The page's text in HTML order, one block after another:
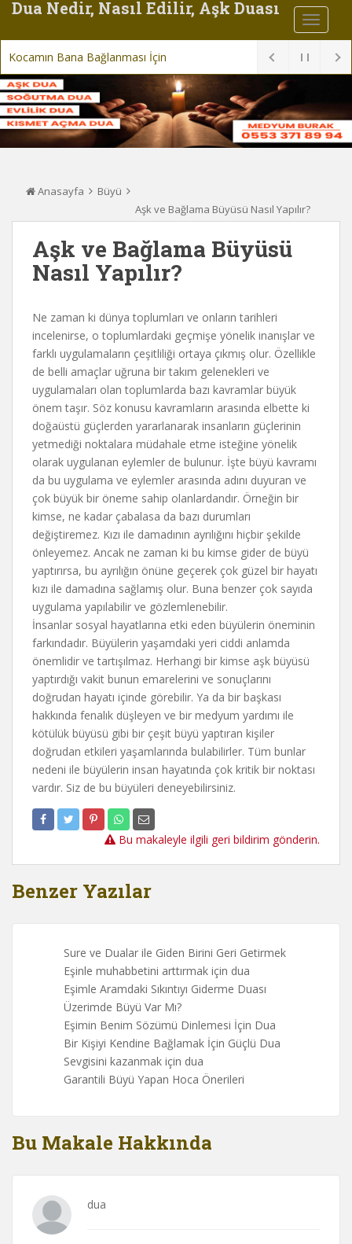
Dua Nedir, Nasıl Edilir, Aşk Duası
Kocamın Bana Bağlanması İçin Dua
Anasayfa
Büyü
Aşk ve Bağlama Büyüsü Nasıl Yapılır?
Aşk ve Bağlama Büyüsü
Nasıl Yapılır?
Ne zaman ki dünya toplumları ve onların tarihleri
incelenirse, o toplumlardaki geçmişe yönelik inanışlar ve
farklı uygulamaların çeşitliliği ortaya çıkmış olur. Özellikle
de belli amaçlar uğruna bir takım gelenekleri ve
uygulamaları olan toplumlarda bazı kavramlar büyük
önem taşır. Söz konusu kavramların arasında elbette ki
doğaüstü güçlerden yararlanarak insanların güçlerinin
yetmediği noktalara müdahale etme isteğine yönelik
olarak uygulanan eylemler de bulunur. İşte büyü kavramı
da bu uygulama ve eylemler arasında adını duyuran ve
çok büyük bir öneme sahip olanlardandır. Örneğin bir
kimse, ne kadar çabalasa da bazı durumları
değiştiremez. Kızı ile damadının ayrılığını hiçbir şekilde
önleyemez. Ancak ne zaman ki bu kimse gider de büyü
yaptırırsa, bu ayrılığın önüne geçerek çok güzel bir hayatı
kızı ile damadına sağlamış olur. Buna benzer çok sayıda
uygulama yapılabilir ve gözlemlenebilir.
İnsanlar sosyal hayatlarına etki eden büyülerin öneminin
farkındadır. Büyülerin yaşamdaki yeri ciddi anlamda
önemlidir ve tartışılmaz. Herhangi bir kimse aşk büyüsü
yaptırdığı vakit bunun emarelerini ve sonuçlarını
doğrudan hayatı içinde görebilir. Ya da bir başkası
hakkında fenalık düşleyen ve bir medyum yardımı ile
kötülük büyüsü gibi bir çeşit büyü yaptıran kişiler
doğrudan etkileri yaşamlarında bulabilirler. Tüm bunlar
nedeni ile büyülerin insan hayatında çok kritik bir noktası
vardır. Siz de bu büyüleri deneyebilirsiniz.
Bu makaleyle ilgili geri bildirim gönderin.
Benzer Yazılar
Sure ve Dualar ile Giden Birini Geri Getirmek
Eşinle muhabbetini arttırmak için dua
Eşimle Aramdaki Sıkıntıyı Giderme Duası
Üzerimde Büyü Var Mı?
Eşimin Benim Sözümü Dinlemesi İçin Dua
Bir Kişiyi Kendine Bağlamak İçin Güçlü Dua
Sevgisini kazanmak için dua
Garantili Büyü Yapan Hoca Önerileri
Bu Makale Hakkında
dua